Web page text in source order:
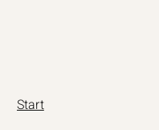
Start